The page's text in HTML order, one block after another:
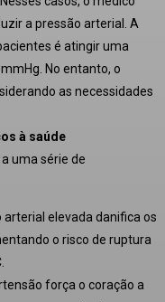
a pressão arterial
. A
é atingir uma
. No entanto, o
as necessidades
à saúde
uma série de
arterial elevada danifica os
o risco de ruptura
força o coração a